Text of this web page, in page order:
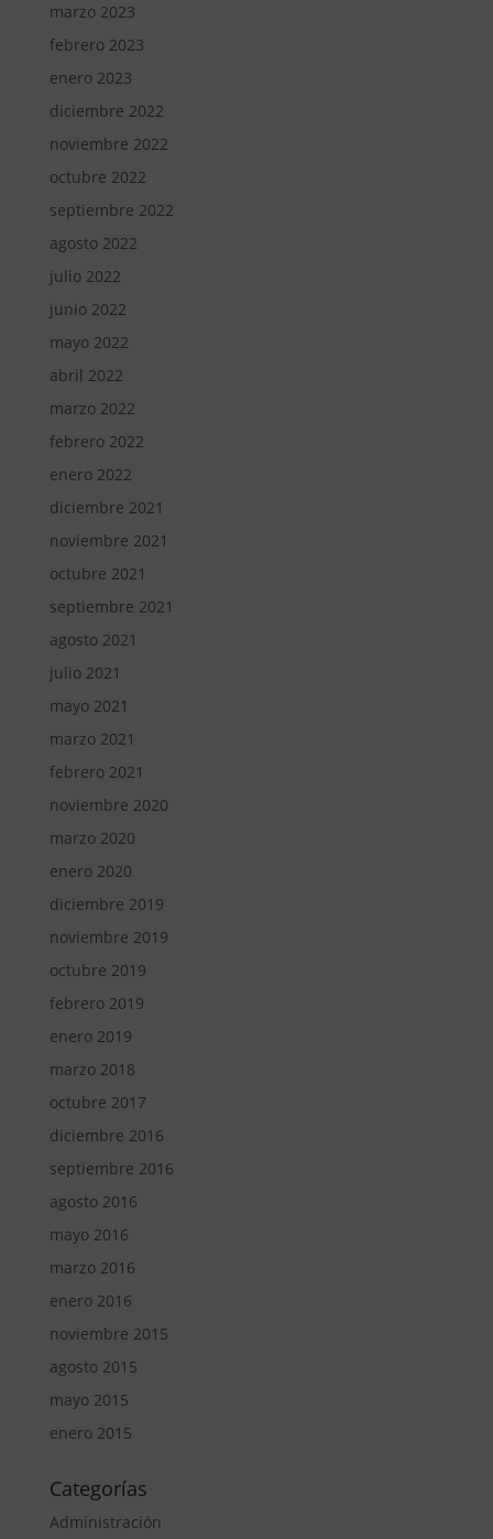
marzo 2023
febrero 2023
enero 2023
diciembre 2022
noviembre 2022
octubre 2022
septiembre 2022
agosto 2022
julio 2022
junio 2022
mayo 2022
abril 2022
marzo 2022
febrero 2022
enero 2022
diciembre 2021
noviembre 2021
octubre 2021
septiembre 2021
agosto 2021
julio 2021
mayo 2021
marzo 2021
febrero 2021
noviembre 2020
marzo 2020
enero 2020
diciembre 2019
noviembre 2019
octubre 2019
febrero 2019
enero 2019
marzo 2018
octubre 2017
diciembre 2016
septiembre 2016
agosto 2016
mayo 2016
marzo 2016
enero 2016
noviembre 2015
agosto 2015
mayo 2015
enero 2015
Categorías
Administración